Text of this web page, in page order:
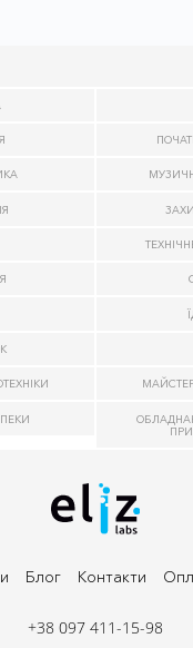
Блог Контакти
+38 097 411-15-98